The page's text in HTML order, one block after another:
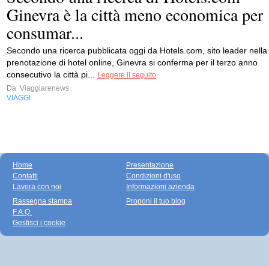
Ginevra è la città meno economica per
consumar...
Secondo una ricerca pubblicata oggi da Hotels.com, sito leader nella
prenotazione di hotel online, Ginevra si conferma per il terzo anno
consecutivo la città pi...
Leggere il seguito
Da Viaggiarenews
VIAGGI
Home
Contatti
Lavora con noi
Presentazione
Condizioni d'uso
Informazioni azienda
Rassegna stampa
F.A.Q.
Gestisci i cookie
Proponi il tuo blog